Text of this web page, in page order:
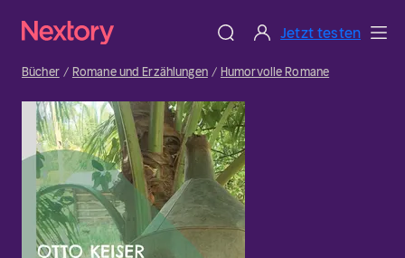
Jetzt testen
Bücher Romane und Erzählungen Humorvolle Romane